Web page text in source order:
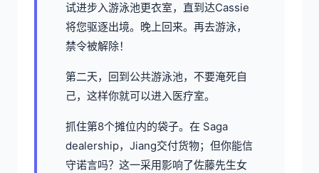
试进步入游泳池更衣室，直到达Cassie
将您驱逐出境。晚上回来。再去游泳，
禁令被解除！
第二天，回到公共游泳池，不要淹死自
己，这样你就可以进入医疗室。
抓住第8个摊位内的袋子。在 Saga
dealership，Jiang交付货物；但你能信
守诺言吗？这一采用影响了佐藤先生女